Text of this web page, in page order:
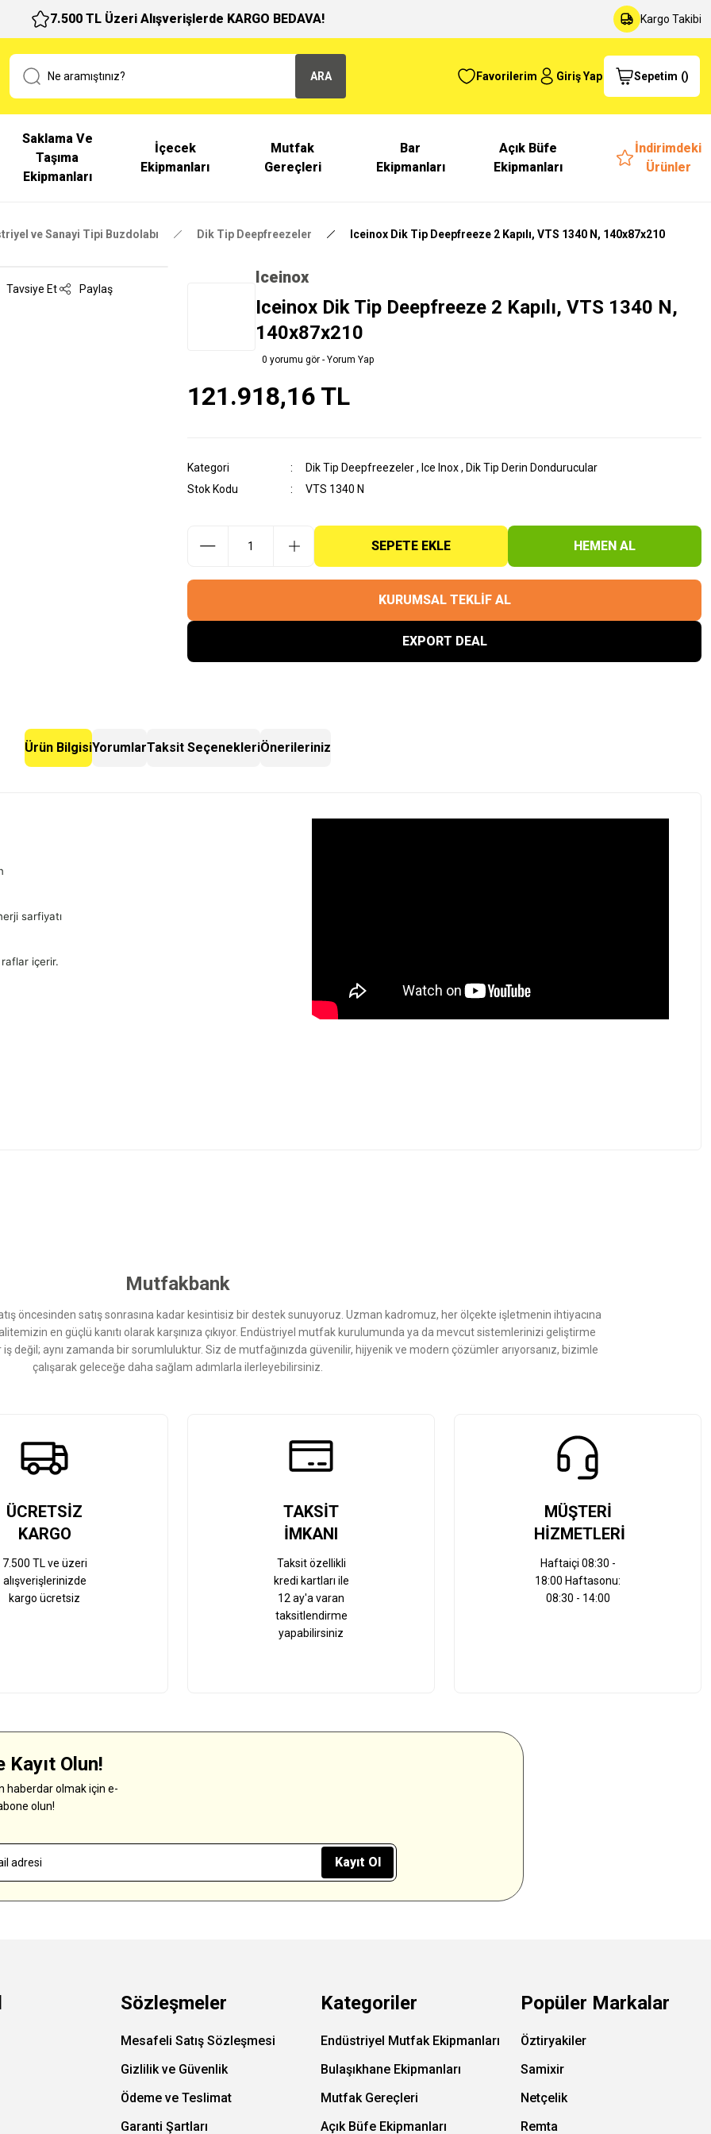
7.500 TL Üzeri Alışverişlerde KARGO BEDAVA! Kargo Takibi
ARA Favorilerim Giriş Yap Sepetim ()
Saklama Ve
Taşıma
Ekipmanları
İçecek
Ekipmanları
Mutfak
Gereçleri
Bar
Ekipmanları
Açık Büfe
Ekipmanları
İndirimdeki
Ürünler
ve Sanayi Tipi Buzdolabı Dik Tip Deepfreezeler Iceinox Dik Tip Deepfreeze 2 Kapılı, VTS 1340 N, 140x87x210
Tavsiye Et Paylaş
Iceinox
Iceinox Dik Tip Deepfreeze 2 Kapılı, VTS 1340 N,
140x87x210
0 yorumu gör - Yorum Yap
121.918,16 TL
Kategori Dik Tip Deepfreezeler , Ice Inox , Dik Tip Derin Dondurucular
Stok Kodu
VTS 1340 N
SEPETE EKLE HEMEN AL
KURUMSAL TEKLİF AL
EXPORT DEAL
Ürün BilgisiYorumlarTaksit SeçenekleriÖnerileriniz
sarfiyatı
içerir.
Mutfakbank
öncesinden satış sonrasına kadar kesintisiz bir destek sunuyoruz. Uzman kadromuz, her ölçekte işletmenin ihtiyacına
en güçlü kanıtı olarak karşınıza çıkıyor. Endüstriyel mutfak kurulumunda ya da mevcut sistemlerinizi geliştirme
değil; aynı zamanda bir sorumluluktur. Siz de mutfağınızda güvenilir, hijyenik ve modern çözümler arıyorsanız, bizimle
çalışarak geleceğe daha sağlam adımlarla ilerleyebilirsiniz.
ÜCRETSİZ
KARGO
7.500 TL ve üzeri
alışverişlerinizde
kargo ücretsiz
TAKSİT
İMKANI
Taksit özellikli
kredi kartları ile
12 ay'a varan
taksitlendirme
yapabilirsiniz
MÜŞTERİ
HİZMETLERİ
Haftaiçi 08:30 -
18:00 Haftasonu:
08:30 - 14:00
Olun!
haberdar olmak için e-
olun!
Kayıt Ol
Sözleşmeler
Mesafeli Satış Sözleşmesi
Gizlilik ve Güvenlik
Ödeme ve Teslimat
Garanti Şartları
Kategoriler
Endüstriyel Mutfak Ekipmanları
Bulaşıkhane Ekipmanları
Mutfak Gereçleri
Açık Büfe Ekipmanları
Popüler Markalar
Öztiryakiler
Samixir
Netçelik
Remta